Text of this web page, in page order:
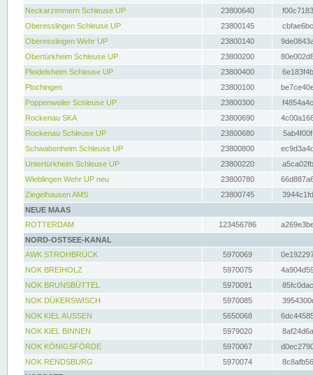
Neckarzimmern Schleuse UP
23800640
Oberesslingen Schleuse UP
23800145
Oberesslingen Wehr UP
23800140
Obertürkheim Schleuse UP
23800200
Pleidelsheim Schleuse UP
23800400
Plochingen
23800100
Poppenweiler Schleuse UP
23800300
Rockenau SKA
23800690
Rockenau Schleuse UP
23800680
Schwabenheim Schleuse UP
23800800
Untertürkheim Schleuse UP
23800220
Wieblingen Wehr UP neu
23800780
Ziegelhausen AMS
23800745
NEUE MAAS
ROTTERDAM
123456786
NORD-OSTSEE-KANAL
AWK STROHBRÜCK
5970069
NOK BREIHOLZ
5970075
NOK BRUNSBÜTTEL
5970091
NOK DÜKERSWISCH
5970085
NOK KIEL AUSSEN
5650068
NOK KIEL BINNEN
5979020
NOK KÖNIGSFÖRDE
5970067
NOK RENDSBURG
5970074